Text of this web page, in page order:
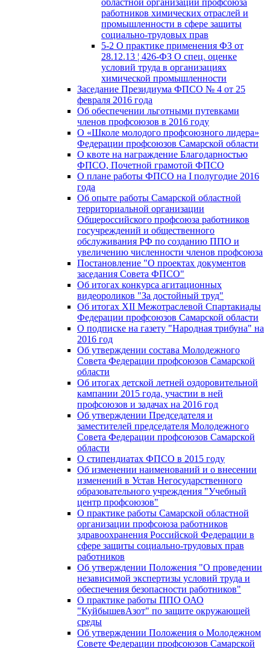
работников химических отраслей и
промышленности в сфере защиты
социально-трудовых прав
5-2 О практике применения ФЗ от
28.12.13 ¦ 426-ФЗ О спец. оценке
условий труда в организациях
химической промышленности
Заседание Президиума ФПСО № 4 от 25
февраля 2016 года
Об обеспечении льготными путевками
членов профсоюзов в 2016 году
О «Школе молодого профсоюзного лидера»
Федерации профсоюзов Самарской области
О квоте на награждение Благодарностью
ФПСО, Почетной грамотой ФПСО
О плане работы ФПСО на I полугодие 2016
года
Об опыте работы Самарской областной
территориальной организации
Общероссийского профсоюза работников
госучреждений и общественного
обслуживания РФ по созданию ППО и
увеличению численности членов профсоюза
Постановление "О проектах документов
заседания Совета ФПСО"
Об итогах конкурса агитационных
видеороликов "За достойный труд"
Об итогах XII Межотраслевой Спартакиады
Федерации профсоюзов Самарской области
О подписке на газету "Народная трибуна" на
2016 год
Об утверждении состава Молодежного
Совета Федерации профсоюзов Самарской
области
Об итогах детской летней оздоровительной
кампании 2015 года, участии в ней
профсоюзов и задачах на 2016 год
Об утверждении Председателя и
заместителей председателя Молодежного
Совета Федерации профсоюзов Самарской
области
О стипендиатах ФПСО в 2015 году
Об изменении наименований и о внесении
изменений в Устав Негосударственного
образовательного учреждения "Учебный
центр профсоюзов"
О практике работы Самарской областной
организации профсоюза работников
здравоохранения Российской Федерации в
сфере защиты социально-трудовых прав
работников
Об утверждении Положения "О проведении
независимой экспертизы условий труда и
обеспечения безопасности работников"
О практике работы ППО ОАО
"КуйбышевАзот" по защите окружающей
среды
Об утверждении Положения о Молодежном
Совете Федерации профсоюзов Самарской